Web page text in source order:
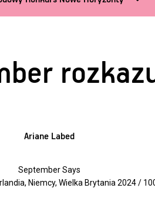
Ariane Labed
September Says
Niemcy, Wielka Brytania 2024 /